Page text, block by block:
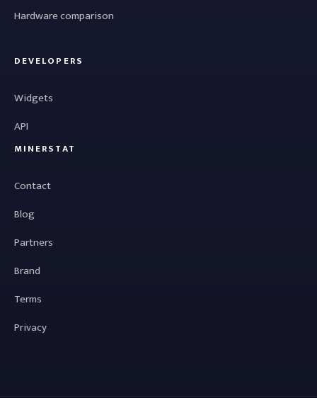
Hardware comparison
DEVELOPERS
Widgets
API
MINERSTAT
Contact
Blog
Partners
Brand
Terms
Privacy